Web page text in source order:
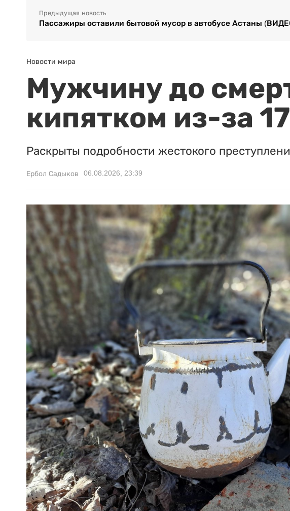
Предыдущая новость
Пассажиры оставили бытовой мусор в автобусе Астаны
Новости мира
Мужчину до
кипятком из-за
Раскрыты подробности жестокого
Ербол Садыков 06.08.2026, 23:39